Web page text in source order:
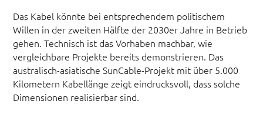
Das Kabel könnte bei entsprechendem politischem
Willen in der zweiten Hälfte der 2030er Jahre in Betrieb
gehen. Technisch ist das Vorhaben machbar, wie
vergleichbare Projekte bereits demonstrieren. Das
australisch-asiatische SunCable-Projekt mit über 5.000
Kilometern Kabellänge zeigt eindrucksvoll, dass solche
Dimensionen realisierbar sind.